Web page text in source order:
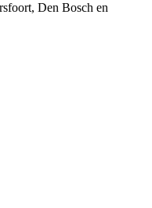
Den Bosch en